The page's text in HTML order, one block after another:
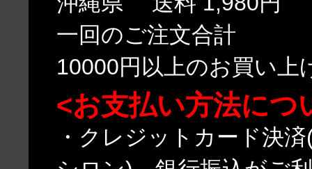
一回のご注文合計
10000円以上のお買い上
<お支払い方法につ
・クレジットカード決